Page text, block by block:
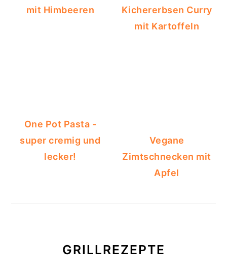
mit Himbeeren
Kichererbsen Curry
mit Kartoffeln
One Pot Pasta -
super cremig und
lecker!
Vegane
Zimtschnecken mit
Apfel
GRILLREZEPTE